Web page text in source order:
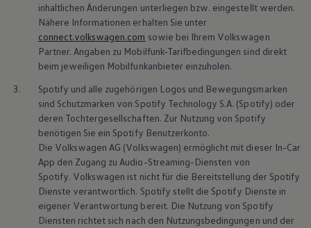
Mehr zu Online-Navigationsdiensten
inhaltlichen Änderungen unterliegen bzw. eingestellt werden.
Nähere Informationen erhalten Sie unter
connect.volkswagen.com sowie bei Ihrem Volkswagen
Partner. Angaben zu Mobilfunk-Tarifbedingungen sind direkt
beim jeweiligen Mobilfunkanbieter einzuholen.
3.
Spotify und alle zugehörigen Logos und Bewegungsmarken
sind Schutzmarken von Spotify Technology S.A. (Spotify) oder
deren Tochtergesellschaften. Zur Nutzung von Spotify
benötigen Sie ein Spotify Benutzerkonto.
Die Volkswagen AG (Volkswagen) ermöglicht mit dieser In-Car
App den Zugang zu Audio-Streaming-Diensten von
Spotify. Volkswagen ist nicht für die Bereitstellung der Spotify
Dienste verantwortlich. Spotify stellt die Spotify Dienste in
eigener Verantwortung bereit. Die Nutzung von Spotify
Diensten richtet sich nach den Nutzungsbedingungen und der